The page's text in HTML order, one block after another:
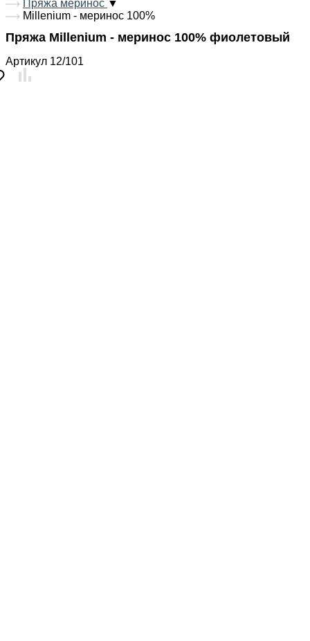
Пряжа меринос ▼
Millenium - меринос 100%
Пряжа Millenium - меринос 100% фиолетовый
Артикул 12/101